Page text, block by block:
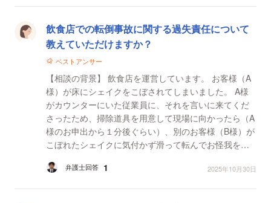
飲食店での転倒事故に関する過失責任について
教えていただけますか？
ベストアンサー
【相談の背景】 飲食店を運営しています。 お客様（A
様）が床にシェイクをこぼされてしまいました。 A様
がカウンターにいた従業員に、それを言いに来てくだ
さったため、掃除道具を用意して現場に向かったら（A
様のお申出から１分後ぐらい）、別のお客様（B様）が
こぼれたシェイクに気付かず滑って転んでお怪我をさ
弁護士回答 1 2025年10月30日